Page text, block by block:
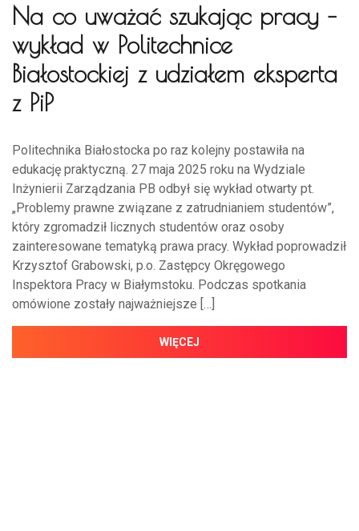
Na co uważać szukając pracy –
wykład w Politechnice
Białostockiej z udziałem eksperta
z PiP
Politechnika Białostocka po raz kolejny postawiła na
edukację praktyczną. 27 maja 2025 roku na Wydziale
Inżynierii Zarządzania PB odbył się wykład otwarty pt.
„Problemy prawne związane z zatrudnianiem studentów”,
który zgromadził licznych studentów oraz osoby
zainteresowane tematyką prawa pracy. Wykład poprowadził
Krzysztof Grabowski, p.o. Zastępcy Okręgowego
Inspektora Pracy w Białymstoku. Podczas spotkania
omówione zostały najważniejsze […]
WIĘCEJ